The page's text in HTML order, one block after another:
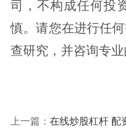
司，不构成任何投
慎。请您在进行任
查研究，并咨询专业
上一篇： 在线炒股杠杆 配